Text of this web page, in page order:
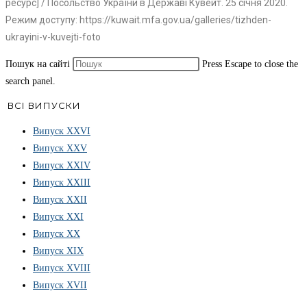
ресурс] / Посольство України в Державі Кувейт. 25 січня 2020.
Режим доступу: https://kuwait.mfa.gov.ua/galleries/tizhden-
ukrayini-v-kuvejti-foto
Пошук на сайті
Press Escape to close the
search panel.
ВСІ ВИПУСКИ
Випуск ХХVІ
Випуск XXV
Випуск XXIV
Випуск XXIII
Випуск XXII
Випуск XXI
Випуск XX
Випуск XIX
Випуск XVIII
Випуск XVII